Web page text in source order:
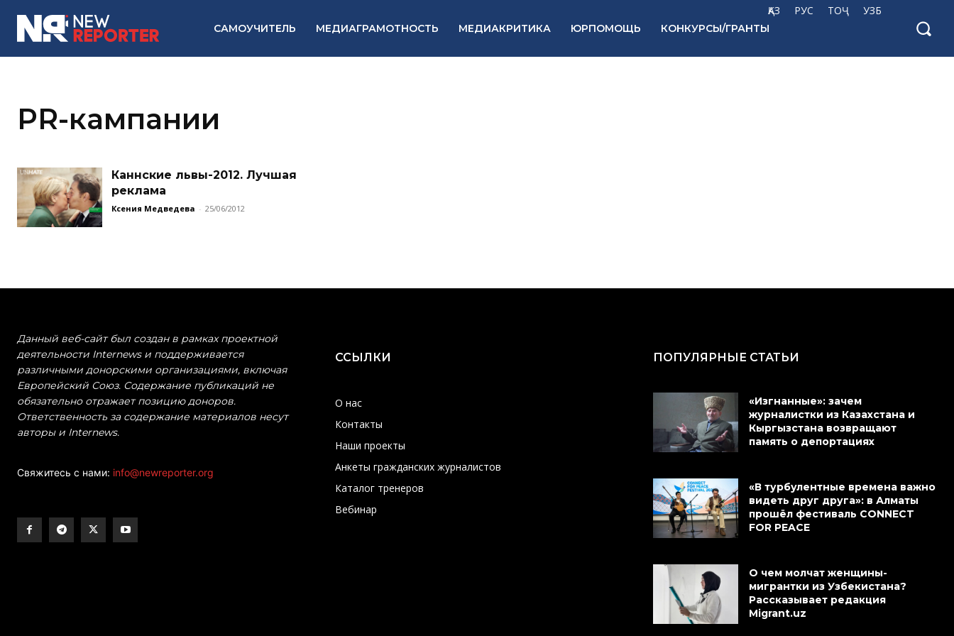
ҚАЗ РУС ТОҶ УЗБ
САМОУЧИТЕЛЬ МЕДИАГРАМОТНОСТЬ МЕДИАКРИТИКА ЮРПОМОЩЬ КОНКУРСЫ/ГРАНТЫ
PR-кампании
Каннские львы-2012. Лучшая
реклама
Ксения Медведева - 25/06/2012
Данный веб-сайт был создан в рамках проектной
деятельности Internews и поддерживается
различными донорскими организациями, включая
Европейский Союз. Содержание публикаций не
обязательно отражает позицию доноров.
Ответственность за содержание материалов несут
авторы и Internews.
Свяжитесь с нами: info@newreporter.org
ССЫЛКИ
О нас
Контакты
Наши проекты
Анкеты гражданских журналистов
Каталог тренеров
Вебинар
ПОПУЛЯРНЫЕ СТАТЬИ
«Изгнанные»: зачем
журналистки из Казахстана и
Кыргызстана возвращают
память о депортациях
«В турбулентные времена важно
видеть друг друга»: в Алматы
прошёл фестиваль CONNECT
FOR PEACE
О чем молчат женщины-
мигрантки из Узбекистана?
Рассказывает редакция
Migrant.uz